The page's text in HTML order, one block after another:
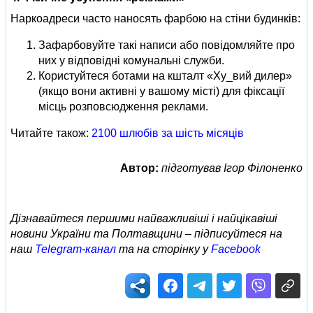
Наркоадреси часто наносять фарбою на стіни будинків:
Зафарбовуйте такі написи або повідомляйте про
них у відповідні комунальні служби.
Користуйтеся ботами на кшталт «Ху_вий дилер»
(якщо вони активні у вашому місті) для фіксації
місць розповсюдження реклами.
Читайте також: 2100 шлюбів за шість місяців
Автор: підготував Ігор Філоненко
Дізнавайтеся першими найважливіші і найцікавіші
новини України та Полтавщини – підписуйтеся на
наш Telegram-канал та на сторінку уFacebook